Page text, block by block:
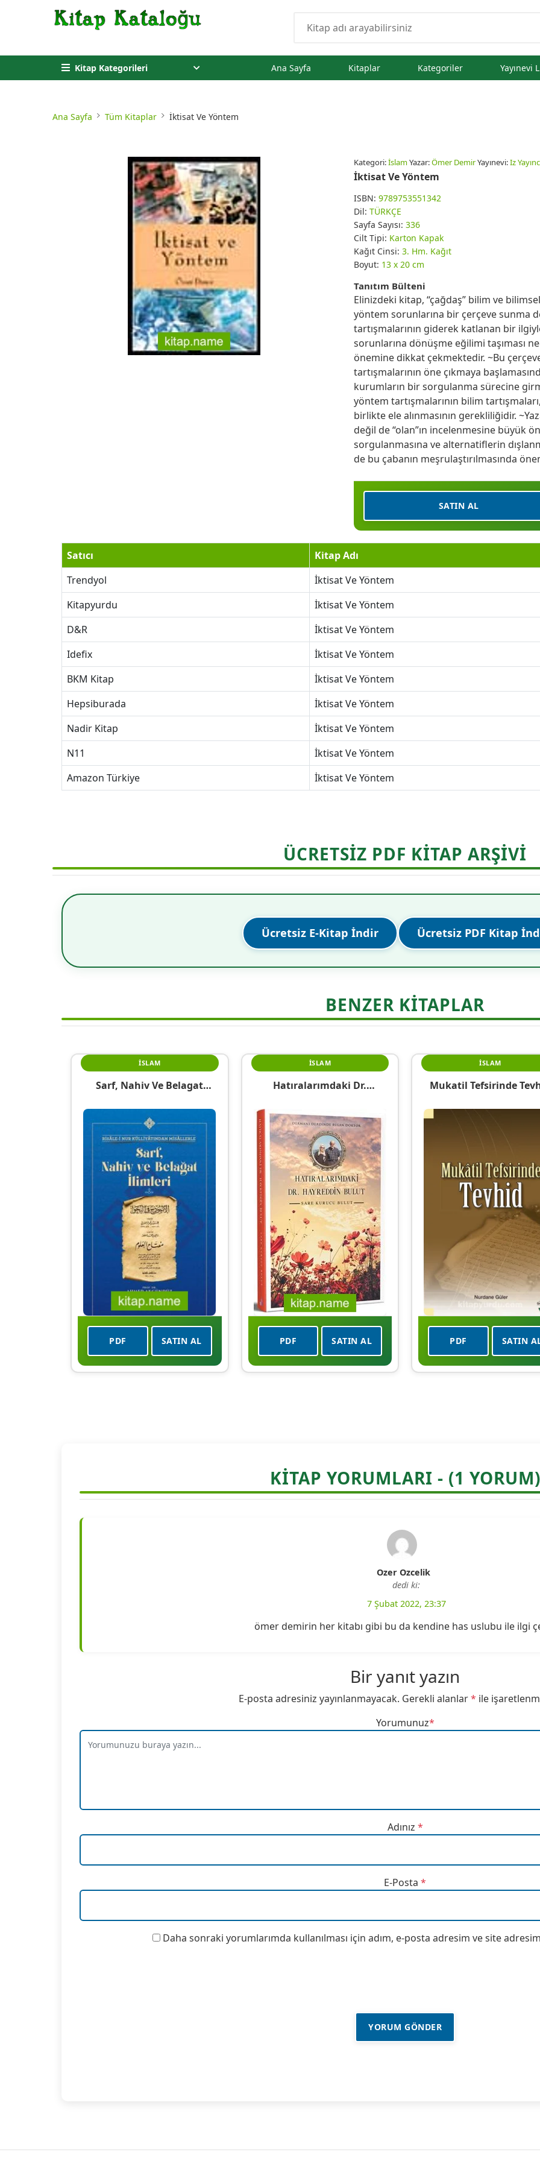
Kitap Kategorileri Ana Sayfa Kitaplar Kategoriler Yayınevi
Ana Sayfa Tüm Kitaplar İktisat Ve Yöntem
Kategori:İslamYazar:Ömer DemirYayınevi:Iz
İktisat Ve Yöntem
ISBN: 9789753551342
Dil: TÜRKÇE
Sayfa Sayısı: 336
Cilt Tipi: Karton Kapak
Kağıt Cinsi: 3. Hm. Kağıt
Boyut: 13 x 20 cm
Tanıtım Bülteni
Elinizdeki kitap, “çağdaş” bilim ve
yöntem sorunlarına bir çerçeve sunma
tartışmalarının giderek katlanan bir
sorunlarına dönüşme eğilimi taşıması
önemine dikkat çekmektedir. ~Bu
tartışmalarının öne çıkmaya
kurumların bir sorgulanma sürecine
yöntem tartışmalarının bilim
birlikte ele alınmasının gerekliliğidir.
değil de “olan”ın incelenmesine büyük
sorgulanmasına ve alternatiflerin
de bu çabanın meşrulaştırılmasında
SATIN AL
Satıcı
Kitap Adı
Trendyol
İktisat Ve Yöntem
Kitapyurdu
İktisat Ve Yöntem
D&R
İktisat Ve Yöntem
Idefix
İktisat Ve Yöntem
BKM Kitap
İktisat Ve Yöntem
Hepsiburada
İktisat Ve Yöntem
Nadir Kitap
İktisat Ve Yöntem
N11
İktisat Ve Yöntem
Amazon Türkiye
İktisat Ve Yöntem
ÜCRETSİZ PDF KİTAP ARŞİVİ
Ücretsiz E-Kitap İndir Ücretsiz PDF Kitap
BENZER KITAPLAR
İSLAM
Sarf, Nahiv Ve Belagat
PDF SATIN AL
İSLAM
Hatıralarımdaki Dr.
PDF SATIN AL
İSLAM
Mukatil Tefsirinde
PDF SATIN
KITAP YORUMLARI - (1 YORUM)
Ozer Ozcelik
dedi ki:
7 Şubat 2022, 23:37
ömer demirin her kitabı gibi bu da kendine has uslubu ile ilgi
Bir yanıt yazın
E-posta adresiniz yayınlanmayacak. Gerekli alanlar* ile
Yorumunuz*
Adınız *
E-Posta *
Daha sonraki yorumlarımda kullanılması için adım, e-posta adresim ve site